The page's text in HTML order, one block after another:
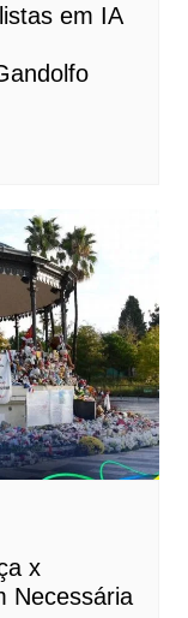
em IA
x
Necessária